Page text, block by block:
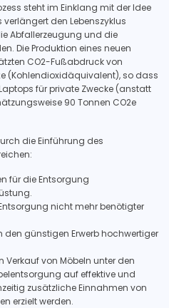
steht im Einklang mit der Idee
den Lebenszyklus
Abfallerzeugung und die
Die Produktion eines neuen
CO2-Fußabdruck von
(Kohlendioxidäquivalent), so dass
für private Zwecke (anstatt
90 Tonnen CO2e
die Einführung des
für die Entsorgung
nicht mehr benötigter
den günstigen Erwerb hochwertiger
von Möbeln unter den
auf effektive und
zusätzliche Einnahmen von
erzielt werden.